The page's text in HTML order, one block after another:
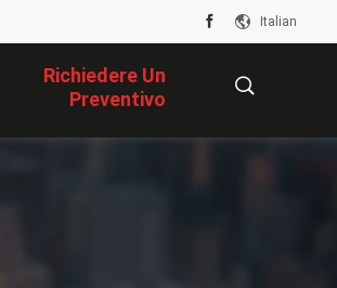
Italian
Richiedere Un
Preventivo